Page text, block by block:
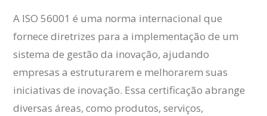
A ISO 56001 é uma norma internacional que
fornece diretrizes para a implementação de um
sistema de gestão da inovação, ajudando
empresas a estruturarem e melhorarem suas
iniciativas de inovação. Essa certificação abrange
diversas áreas, como produtos, serviços,